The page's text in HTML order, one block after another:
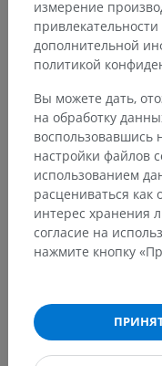
Thau, L., Reddy, V. and
[Updated 2022 Oct 10].
StatPearls Publishing;
https://
system’, in:Clinical
Kluwer Health/Lippincott
Человеческое
Нервная система>
измерение
дополнительной
политикой
Вы можете дать,
на обработку
воспользовавшись
настройки файлов
использованием
расцениваться
интерес хранения
согласие на
нажмите кнопку